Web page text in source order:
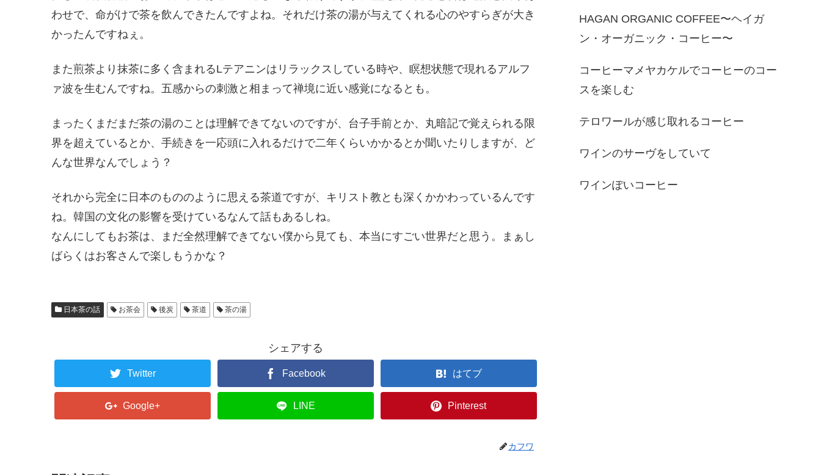
わせで、命がけで茶を飲んできたんですよね。それだけ茶の湯が与えてくれる心のやすらぎが大き
かったんですねぇ。
また煎茶より抹茶に多く含まれるLテアニンはリラックスしている時や、瞑想状態で現れるアルフ
ァ波を生むんですね。五感からの刺激と相まって禅境に近い感覚になるとも。
まったくまだまだ茶の湯のことは理解できてないのですが、台子手前とか、丸暗記で覚えられる限
界を超えているとか、手続きを一応頭に入れるだけで二年くらいかかるとか聞いたりしますが、ど
んな世界なんでしょう？
それから完全に日本のもののように思える茶道ですが、キリスト教とも深くかかわっているんです
ね。韓国の文化の影響を受けているなんて話もあるしね。
なんにしてもお茶は、まだ全然理解できてない僕から見ても、本当にすごい世界だと思う。まぁし
ばらくはお客さんで楽しもうかな？
日本茶の話 お茶会 後炭 茶道 茶の湯
シェアする
Twitter Facebook はてブ
Google+ LINE Pinterest
カフワ
HAGAN ORGANIC COFFEE〜ヘイガ
ン・オーガニック・コーヒー〜
コーヒーマメヤカケルでコーヒーのコー
スを楽しむ
テロワールが感じ取れるコーヒー
ワインのサーヴをしていて
ワインぽいコーヒー